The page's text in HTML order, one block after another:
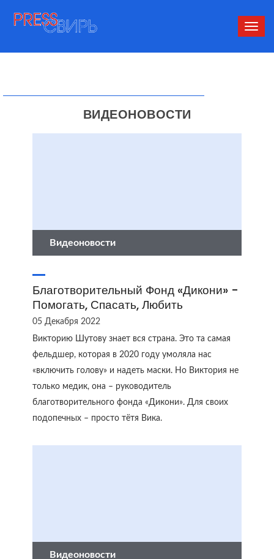
ВИДЕОНОВОСТИ
Видеоновости
Благотворительный Фонд «Дикони» -
Помогать, Спасать, Любить
05 Декабря 2022
Викторию Шутову знает вся страна. Это та самая
фельдшер, которая в 2020 году умоляла нас
«включить голову» и надеть маски. Но Виктория не
только медик, она – руководитель
благотворительного фонда «Дикони». Для своих
подопечных – просто тётя Вика.
Видеоновости